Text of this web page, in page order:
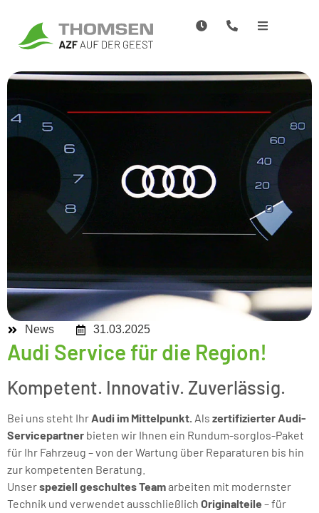
News 31.03.2025
Audi Service für die Region!
Kompetent. Innovativ. Zuverlässig.
Bei uns steht Ihr Audi im Mittelpunkt. Als zertifizierter Audi-
Servicepartner bieten wir Ihnen ein Rundum-sorglos-Paket
für Ihr Fahrzeug – von der Wartung über Reparaturen bis hin
zur kompetenten Beratung.
Unserspeziell geschultes Teamarbeiten mit modernster
Technik und verwendet ausschließlich Originalteile – für